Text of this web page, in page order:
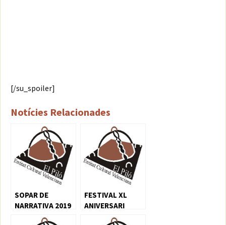
[/su_spoiler]
Notícies Relacionades
SOPAR DE
NARRATIVA 2019
FESTIVAL XL
ANIVERSARI